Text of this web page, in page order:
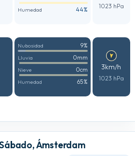
Humedad 44% 1023 hPa
Nubosidad 9%
Lluvia 0mm
Nieve 0cm
Humedad 65%
3km/h
1023 hPa
Ámsterdam